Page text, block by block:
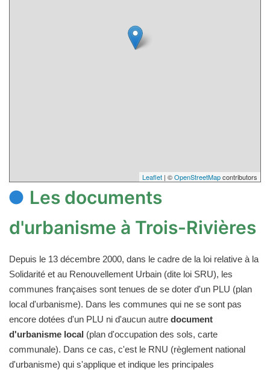
Leaflet | ©OpenStreetMapcontributors
Les documents
d'urbanisme à Trois-Rivières
Depuis le 13 décembre 2000, dans le cadre de la loi relative à la
Solidarité et au Renouvellement Urbain (dite loi SRU), les
communes françaises sont tenues de se doter d'un PLU (plan
local d'urbanisme). Dans les communes qui ne se sont pas
encore dotées d'un PLU ni d'aucun autre document
d'urbanisme local (plan d'occupation des sols, carte
communale). Dans ce cas, c'est le RNU (règlement national
d'urbanisme) qui s'applique et indique les principales